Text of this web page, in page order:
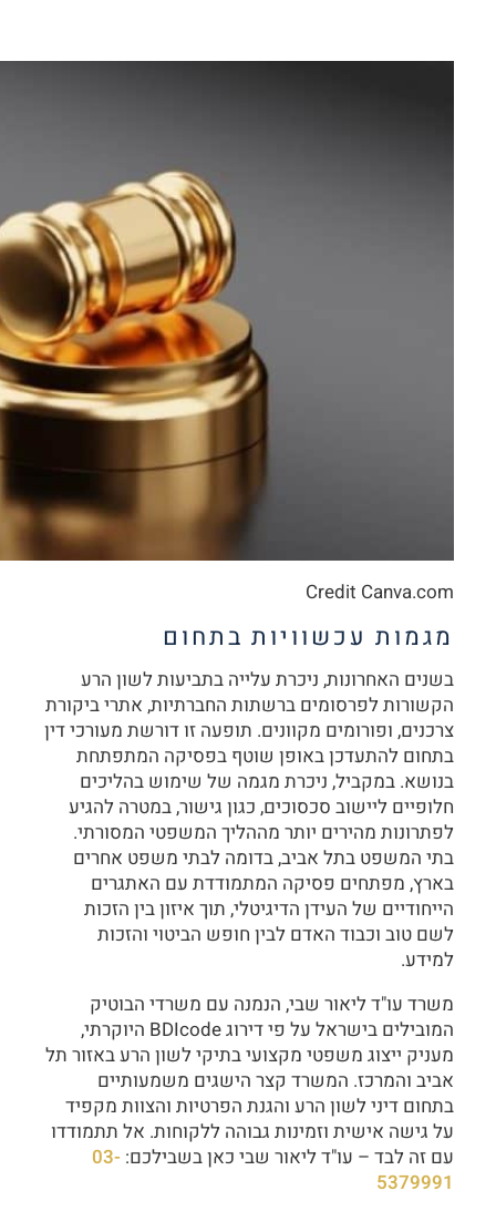
Credit Canva.com
מגמות עכשוויות בתחום
בשנים האחרונות, ניכרת עלייה בתביעות לשון הרע
הקשורות לפרסומים ברשתות החברתיות, אתרי ביקורת
צרכנים, ופורומים מקוונים. תופעה זו דורשת מעורכי דין
בתחום להתעדכן באופן שוטף בפסיקה המתפתחת
בנושא. במקביל, ניכרת מגמה של שימוש בהליכים
חלופיים ליישוב סכסוכים, כגון גישור, במטרה להגיע
לפתרונות מהירים יותר מההליך המשפטי המסורתי.
בתי המשפט בתל אביב, בדומה לבתי משפט אחרים
בארץ, מפתחים פסיקה המתמודדת עם האתגרים
הייחודיים של העידן הדיגיטלי, תוך איזון בין הזכות
לשם טוב וכבוד האדם לבין חופש הביטוי והזכות
למידע.
משרד עו"ד ליאור שבי, הנמנה עם משרדי הבוטיק
המובילים בישראל על פי דירוג BDIcode היוקרתי,
מעניק ייצוג משפטי מקצועי בתיקי לשון הרע באזור תל
אביב והמרכז. המשרד קצר הישגים משמעותיים
בתחום דיני לשון הרע והגנת הפרטיות והצוות מקפיד
על גישה אישית וזמינות גבוהה ללקוחות. אל תתמודדו
עם זה לבד – עו"ד ליאור שבי כאן בשבילכם: 03-
5379991